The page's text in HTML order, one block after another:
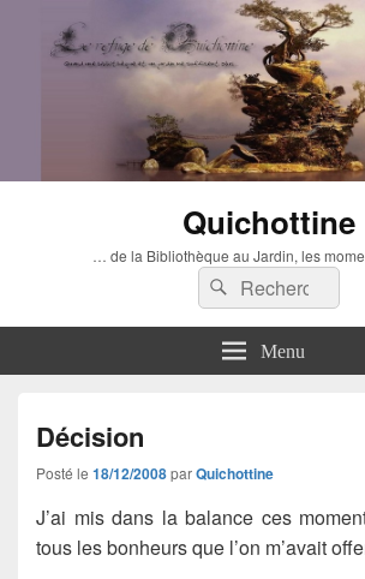
Quichottine
… de la Bibliothèque au Jardin, les
Recherche :
Rechercher
Menu
Décision
Posté le 18/12/2008parQuichottine
J’ai mis dans la balance ces
tous les bonheurs que l’on m’avait